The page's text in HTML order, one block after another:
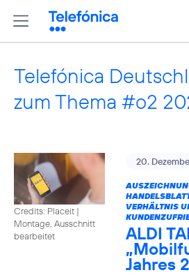
Telefónica
zum Thema #o2
Credits: Placeit |
Montage, Ausschnitt
bearbeitet
20.
VERHÄLTNIS
ALDI
Jahres